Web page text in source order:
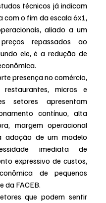
técnicos já indicam
com o fim da escala 6x1,
aliado a um
repassados ao
ele, é a redução de
presença no comércio,
micros e
setores apresentam
contínuo, alta
margem operacional
adoção de um modelo
imediata de
expressivo de custos,
de pequenos
da FACEB.
que podem sentir